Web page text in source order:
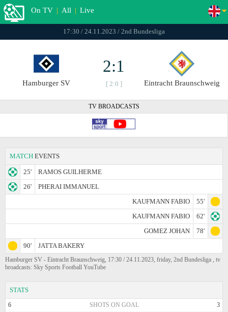
On TV | All | Live
17:30 / 24.11.2023 / 2nd Bundesliga
Hamburger SV
2:1
[ 2:0 ] Eintracht Braunschweig
TV BROADCASTS
MATCH EVENTS
25'
RAMOS GUILHERME
26'
PHERAI IMMANUEL
KAUFMANN FABIO
55'
KAUFMANN FABIO
62'
GOMEZ JOHAN
78'
90'
JATTA BAKERY
Hamburger SV - Eintracht Braunschweig, 17:30 / 24.11.2023, friday, 2nd Bundesliga , tv
broadcasts: Sky Sports Football YouTube
STATS
6 SHOTS ON GOAL 3